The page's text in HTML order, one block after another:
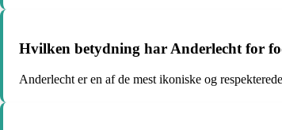
Hvilken betydning har Anderlecht for
Anderlecht er en af de mest ikoniske og